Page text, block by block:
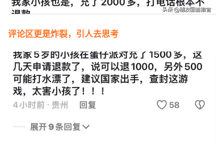
评论区更是炸裂，引人去思考